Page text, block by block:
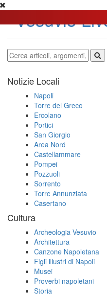
Notizie Locali
Napoli
Torre del Greco
Ercolano
Portici
San Giorgio
Area Nord
Castellammare
Pompei
Pozzuoli
Sorrento
Torre Annunziata
Casertano
Cultura
Archeologia Vesuvio
Architettura
Canzone Napoletana
Figli illustri di Napoli
Musei
Proverbi napoletani
Storia